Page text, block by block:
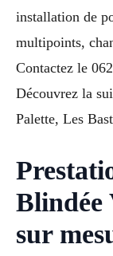
installation de
multipoints,
Contactez le
Découvrez la
Palette, Les
Blindée
sur